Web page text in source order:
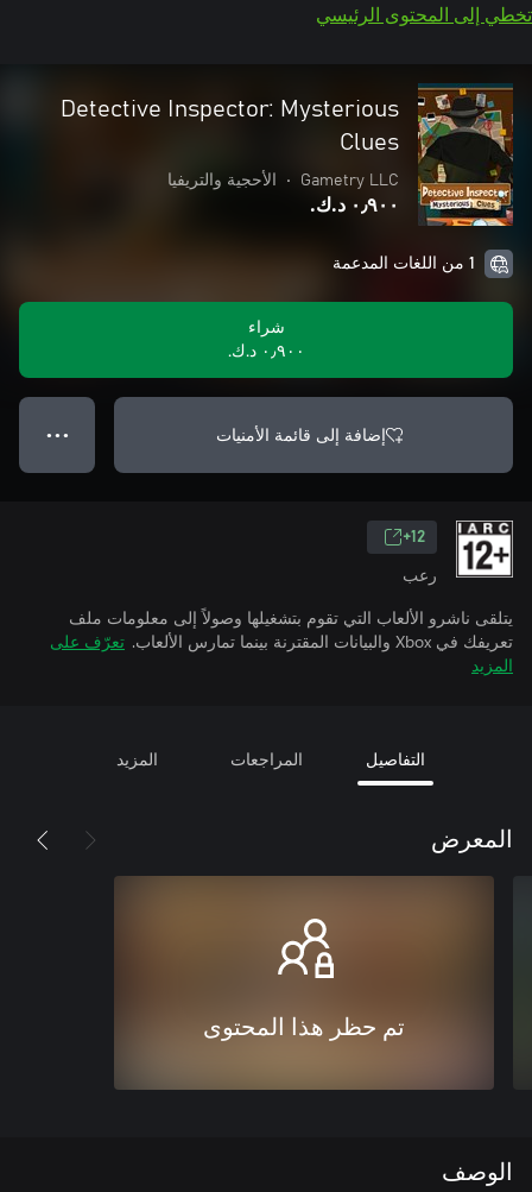
تخطي إلى المحتوى الرئيسي
Detective Inspector: Mysterious
Clues
Gametry LLC
• الأحجية والتريفيا
٠٫٩٠٠ د.ك.‏
1 من اللغات المدعمة
شراء
٠٫٩٠٠ د.ك.‏
إضافة إلى قائمة الأمنيات ● ● ●
12+
رعب
يتلقى ناشرو الألعاب التي تقوم بتشغيلها وصولاً إلى معلومات ملف
تعريفك في Xbox والبيانات المقترنة بينما تمارس الألعاب.
تعرّف على
المزيد
التفاصيل المراجعات المزيد
المعرض
تم حظر هذا المحتوى
الوصف